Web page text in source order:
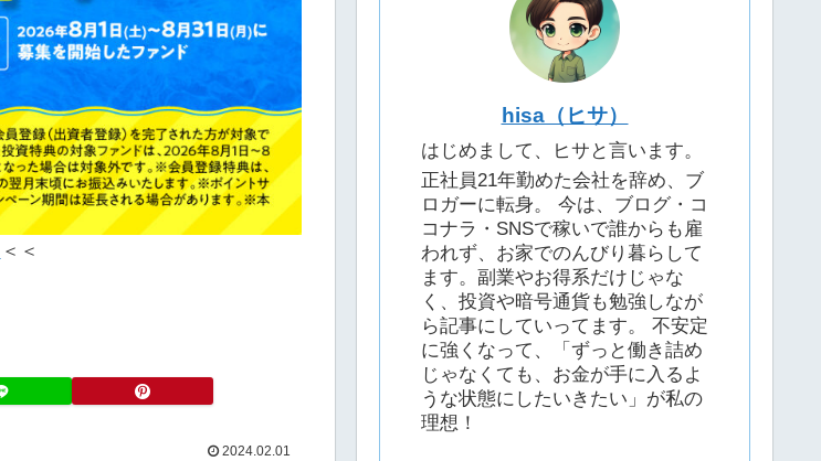
＜＜
2024.02.01
hisa（ヒサ）
はじめまして、ヒサと言います。
正社員21年勤めた会社を辞め、ブ
ロガーに転身。 今は、ブログ・コ
コナラ・SNSで稼いで誰からも雇
われず、お家でのんびり暮らして
ます。副業やお得系だけじゃな
く、投資や暗号通貨も勉強しなが
ら記事にしていってます。 不安定
に強くなって、「ずっと働き詰め
じゃなくても、お金が手に入るよ
うな状態にしたいきたい」が私の
理想！